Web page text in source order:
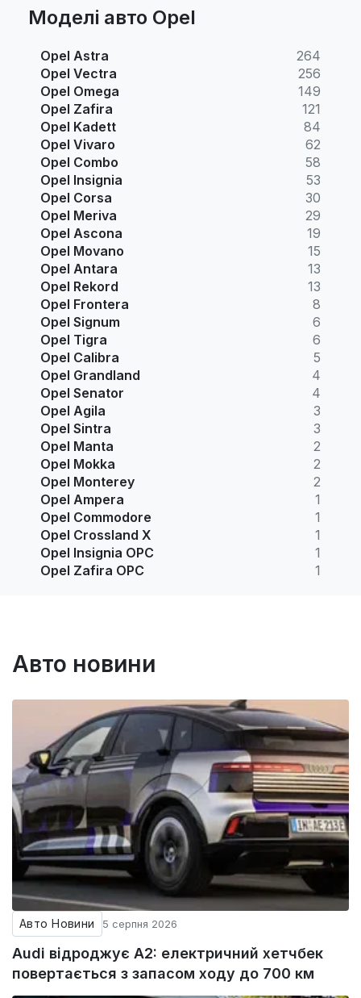
Моделі авто Opel
Opel Astra
264
Opel Vectra
256
Opel Omega
149
Opel Zafira
121
Opel Kadett
84
Opel Vivaro
62
Opel Combo
58
Opel Insignia
53
Opel Corsa
30
Opel Meriva
29
Opel Ascona
19
Opel Movano
15
Opel Antara
13
Opel Rekord
13
Opel Frontera
8
Opel Signum
6
Opel Tigra
6
Opel Calibra
5
Opel Grandland
4
Opel Senator
4
Opel Agila
3
Opel Sintra
3
Opel Manta
2
Opel Mokka
2
Opel Monterey
2
Opel Ampera
1
Opel Commodore
1
Opel Crossland X
1
Opel Insignia OPC
1
Opel Zafira OPC
1
Авто новини
Авто Новини 5 серпня 2026
Audi відроджує A2: електричний хетчбек
повертається з запасом ходу до 700 км